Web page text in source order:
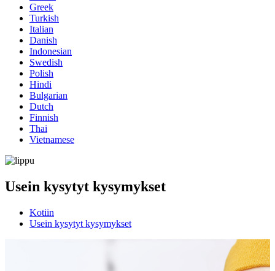
Greek
Turkish
Italian
Danish
Indonesian
Swedish
Polish
Hindi
Bulgarian
Dutch
Finnish
Thai
Vietnamese
Usein kysytyt kysymykset
Kotiin
Usein kysytyt kysymykset